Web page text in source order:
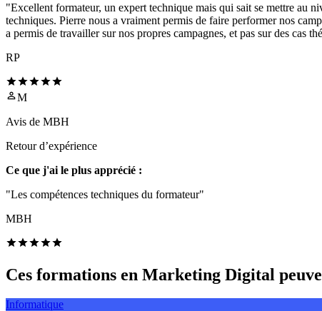
"Excellent formateur, un expert technique mais qui sait se mettre au
techniques. Pierre nous a vraiment permis de faire performer nos
a permis de travailler sur nos propres campagnes, et pas sur des cas
RP
M
Avis de MBH
Retour d’expérience
Ce que j'ai le plus apprécié :
"Les compétences techniques du formateur"
MBH
Ces formations en Marketing Digital
Informatique